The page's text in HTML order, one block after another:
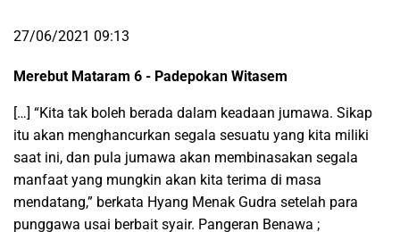
27/06/2021 09:13
Merebut Mataram 6 - Padepokan Witasem
[…] “Kita tak boleh berada dalam keadaan jumawa. Sikap
itu akan menghancurkan segala sesuatu yang kita miliki
saat ini, dan pula jumawa akan membinasakan segala
manfaat yang mungkin akan kita terima di masa
mendatang,” berkata Hyang Menak Gudra setelah para
punggawa usai berbait syair. Pangeran Benawa ;